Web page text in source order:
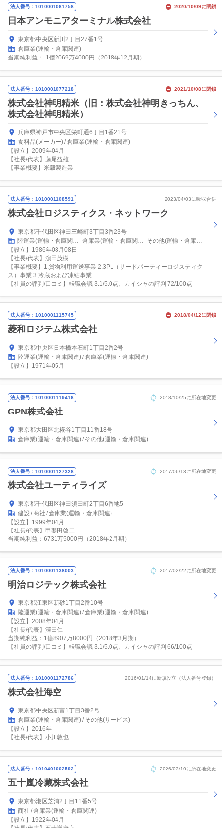
法人番号：1010001061758 2020/10/09に閉鎖
日本アンモニアターミナル株式会社
東京都中央区新川2丁目27番1号
倉庫業(運輸・倉庫関連)
当期純利益：-1億2069万4000円（2018年12月期）
法人番号：1010001077218 2021/10/08に閉鎖
株式会社神明精米（旧：株式会社神明きっちん、
株式会社神明精米）
兵庫県神戸市中央区栄町通6丁目1番21号
食料品(メーカー) 倉庫業(運輸・倉庫関連)
【設立】2009年04月
【社長/代表】藤尾益雄
【事業概要】米穀製造業
法人番号：1010001108591 2023/04/03に吸収合併
株式会社ロジスティクス・ネットワーク
東京都千代田区神田三崎町3丁目3番23号
陸運業(運輸・倉庫関連)
倉庫業(運輸・倉庫関連)
その他(運輸・倉庫関連)
【設立】1986年08月08日
【社長/代表】濵田茂樹
【事業概要】1.貨物利用運送事業 2.3PL（サードパーティーロジスティク
ス）事業 3.冷蔵および凍結事業...
【社員の評判/口コミ】転職会議 3.1/5.0点、カイシャの評判 72/100点
法人番号：1010001115745 2018/04/12に閉鎖
菱和ロジテム株式会社
東京都中央区日本橋本石町1丁目2番2号
陸運業(運輸・倉庫関連) 倉庫業(運輸・倉庫関連)
【設立】1971年05月
法人番号：1010001119416 2018/10/25に所在地変更
GPN株式会社
東京都大田区北糀谷1丁目11番18号
倉庫業(運輸・倉庫関連) その他(運輸・倉庫関連)
法人番号：1010001127328 2017/06/13に所在地変更
株式会社ユーティライズ
東京都千代田区神田須田町2丁目6番地5
建設 商社 倉庫業(運輸・倉庫関連)
【設立】1999年04月
【社長/代表】甲斐田啓二
当期純利益：6731万5000円（2018年2月期）
法人番号：1010001138003 2017/02/22に所在地変更
明治ロジテック株式会社
東京都江東区新砂1丁目2番10号
陸運業(運輸・倉庫関連) 倉庫業(運輸・倉庫関連)
【設立】2008年04月
【社長/代表】澤田仁
当期純利益：1億8907万8000円（2018年3月期）
【社員の評判/口コミ】転職会議 3.1/5.0点、カイシャの評判 66/100点
法人番号：1010001172786 2016/01/14に新規設立（法人番号登録）
株式会社海空
東京都中央区新富1丁目3番2号
倉庫業(運輸・倉庫関連) その他(サービス)
【設立】2016年
【社長/代表】小川敦也
法人番号：1010401002592 2026/03/10に所在地変更
五十嵐冷藏株式会社
東京都港区芝浦2丁目11番5号
商社 倉庫業(運輸・倉庫関連)
【設立】1922年04月